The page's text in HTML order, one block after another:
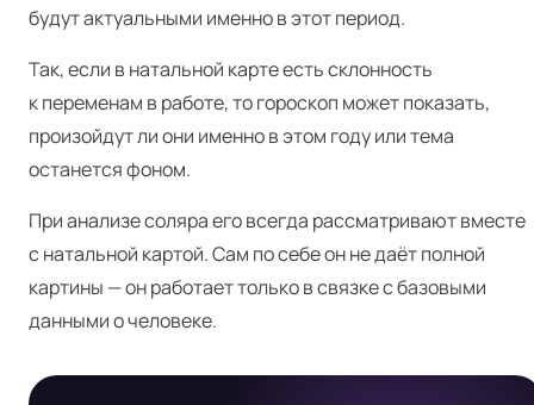
будут актуальными именно в этот период.
Так, если в натальной карте есть склонность
к переменам в работе, то гороскоп может показать,
произойдут ли они именно в этом году или тема
останется фоном.
При анализе соляра его всегда рассматривают вместе
с натальной картой. Сам по себе он не даёт полной
картины — он работает только в связке с базовыми
данными о человеке.